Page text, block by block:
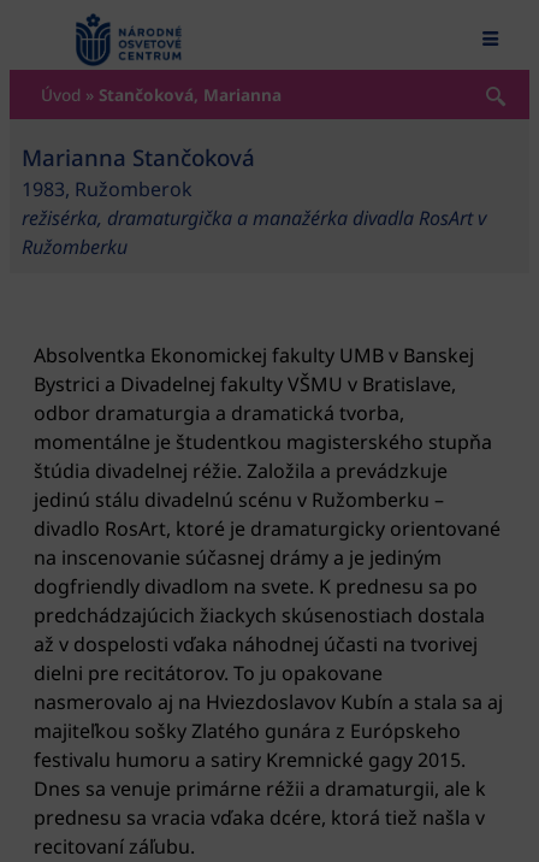
content
Úvod » Stančoková, Marianna
Marianna Stančoková
1983, Ružomberok
režisérka, dramaturgička a manažérka divadla RosArt v
Ružomberku
Absolventka Ekonomickej fakulty UMB v Banskej
Bystrici a Divadelnej fakulty VŠMU v Bratislave,
odbor dramaturgia a dramatická tvorba,
momentálne je študentkou magisterského stupňa
štúdia divadelnej réžie. Založila a prevádzkuje
jedinú stálu divadelnú scénu v Ružomberku –
divadlo RosArt, ktoré je dramaturgicky orientované
na inscenovanie súčasnej drámy a je jediným
dogfriendly divadlom na svete. K prednesu sa po
predchádzajúcich žiackych skúsenostiach dostala
až v dospelosti vďaka náhodnej účasti na tvorivej
dielni pre recitátorov. To ju opakovane
nasmerovalo aj na Hviezdoslavov Kubín a stala sa aj
majiteľkou sošky Zlatého gunára z Európskeho
festivalu humoru a satiry Kremnické gagy 2015.
Dnes sa venuje primárne réžii a dramaturgii, ale k
prednesu sa vracia vďaka dcére, ktorá tiež našla v
recitovaní záľubu.